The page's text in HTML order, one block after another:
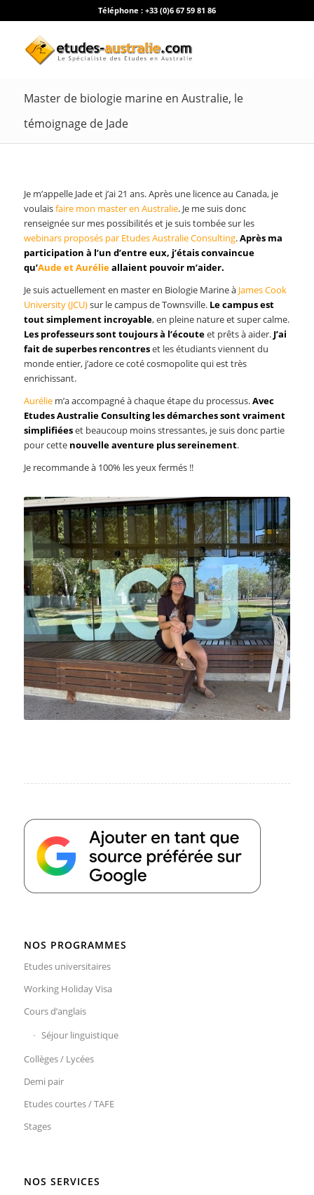
Téléphone : +33 (0)6 67 59 81 86
Master de biologie marine en Australie, le
témoignage de Jade
Je m’appelle Jade et j’ai 21 ans. Après une licence au Canada, je
voulaisfaire mon master en Australie. Je me suis donc
renseignée sur mes possibilités et je suis tombée sur les
webinars proposés par Etudes Australie Consulting.Après ma
participation à l’un d’entre eux, j’étais convaincue
qu’Aude et Aurélieallaient pouvoir m’aider.
Je suis actuellement en master en Biologie Marine à James Cook
University (JCU)sur le campus de Townsville. Le campus est
tout simplement incroyable, en pleine nature et super calme.
Les professeurs sont toujours à l’écouteet prêts à aider. J’ai
fait de superbes rencontreset les étudiants viennent du
monde entier, j’adore ce coté cosmopolite qui est très
enrichissant.
Auréliem’a accompagné à chaque étape du processus.Avec
Etudes Australie Consulting les démarches sont vraiment
simplifiéeset beaucoup moins stressantes, je suis donc partie
pour cette nouvelle aventure plus sereinement.
Je recommande à 100% les yeux fermés !!
NOS PROGRAMMES
Etudes universitaires
Working Holiday Visa
Cours d’anglais
Séjour linguistique
Collèges / Lycées
Demi pair
Etudes courtes / TAFE
Stages
NOS SERVICES